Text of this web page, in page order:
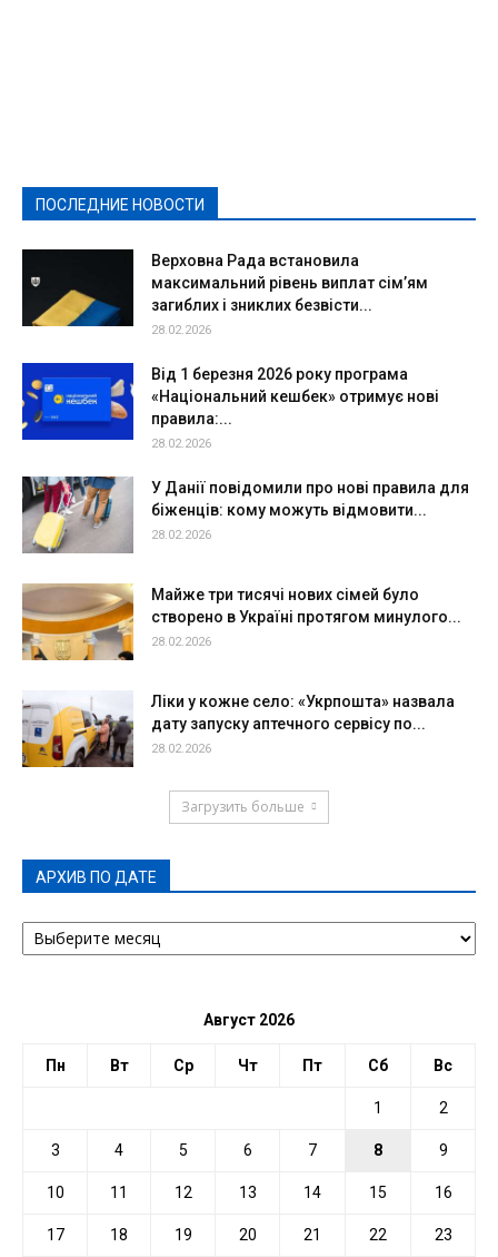
ПОСЛЕДНИЕ НОВОСТИ
Верховна Рада встановила
максимальний рівень виплат сім’ям
загиблих і зниклих безвісти...
28.02.2026
Від 1 березня 2026 року програма
«Національний кешбек» отримує нові
правила:...
28.02.2026
У Данії повідомили про нові правила для
біженців: кому можуть відмовити...
28.02.2026
Майже три тисячі нових сімей було
створено в Україні протягом минулого...
28.02.2026
Ліки у кожне село: «Укрпошта» назвала
дату запуску аптечного сервісу по...
28.02.2026
Загрузить больше
АРХИВ ПО ДАТЕ
АРХИВ
ПО
Август 2026
Пн Вт Ср Чт Пт Сб Вс
1 2
3 4 5 6 7 8 9
10 11 12 13 14 15 16
17 18 19 20 21 22 23